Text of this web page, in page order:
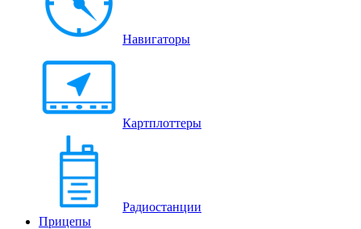
Навигаторы
Картплоттеры
Радиостанции
Прицепы